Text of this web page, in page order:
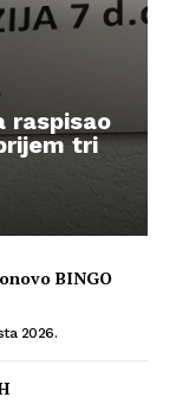
raspisao
tri
BINGO
2026.